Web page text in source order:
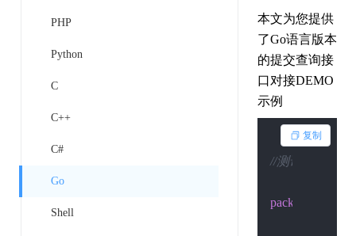
PHP
Python
C
C++
C#
Go
Shell
本文为您提供
了Go语言版本
的提交查询接
口对接DEMO
示例
//测试：go run
package
复制